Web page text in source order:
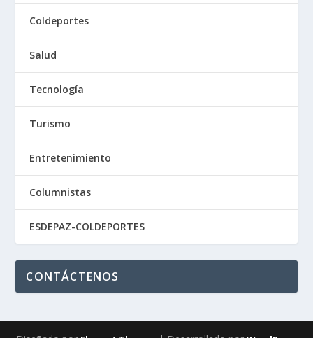
Coldeportes
Salud
Tecnología
Turismo
Entretenimiento
Columnistas
ESDEPAZ-COLDEPORTES
CONTÁCTENOS